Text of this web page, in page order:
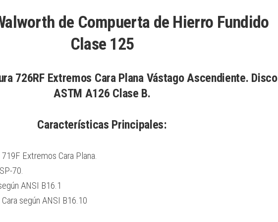
de Compuerta de Hierro Fundido
Clase 125
726RF Extremos Cara Plana Vástago Ascendiente. Disco
ASTM A126 Clase B.
Características Principales:
Extremos Cara Plana.
70.
ANSI B16.1
según ANSI B16.10